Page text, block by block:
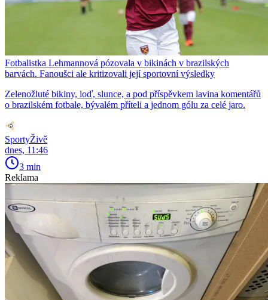
Fotbalistka Lehmannová pózovala v bikinách v brazilských
barvách. Fanoušci ale kritizovali její sportovní výsledky
Zelenožluté bikiny, loď, slunce, a pod příspěvkem lavina komentářů
o brazilském fotbale, bývalém příteli a jednom gólu za celé jaro.
SportyŽivě
dnes, 11:46
3 min
Reklama